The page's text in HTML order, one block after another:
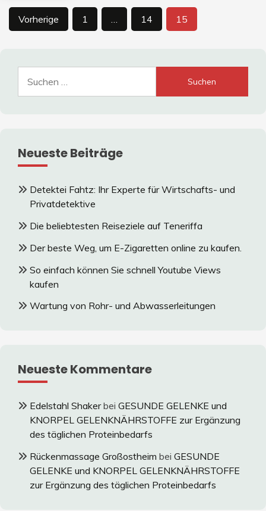
Beitragsnavigation
Vorherige 1 … 14 15
nach:
Neueste Beiträge
Detektei Fahtz: Ihr Experte für Wirtschafts- und
Privatdetektive
Die beliebtesten Reiseziele auf Teneriffa
Der beste Weg, um E-Zigaretten online zu kaufen.
So einfach können Sie schnell Youtube Views
kaufen
Wartung von Rohr- und Abwasserleitungen
Neueste Kommentare
Edelstahl Shakerbei GESUNDE GELENKE und
KNORPEL GELENKNÄHRSTOFFE zur Ergänzung
des täglichen Proteinbedarfs
Rückenmassage Großostheim bei GESUNDE
GELENKE und KNORPEL GELENKNÄHRSTOFFE
zur Ergänzung des täglichen Proteinbedarfs